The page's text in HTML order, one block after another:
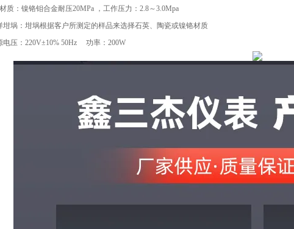
材质：镍铬钼合金耐压20MPa ，工作压力：2.8～3.0Mpa
坩埚：坩埚根据客户所测定的样品来选择石英、陶瓷或镍铬材质
电压：220V±10% 50Hz 功率：200W